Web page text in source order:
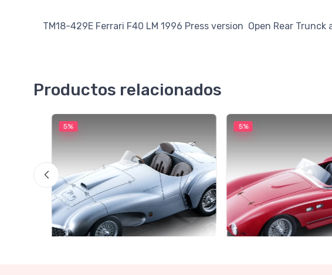
TM18-429E Ferrari F40 LM 1996 Press version Open Rear
Productos relacionados
5% 5%